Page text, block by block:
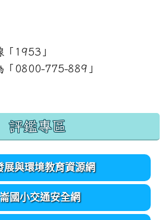
1953」
「0800-775-889」
評鑑專區
展與環境教育資源網
國小交通安全網